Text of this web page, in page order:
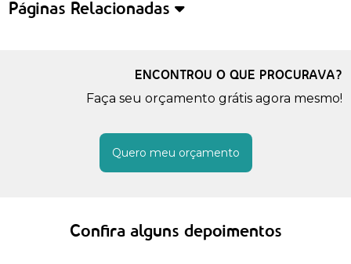
Páginas Relacionadas
ENCONTROU O QUE PROCURAVA?
Faça seu orçamento grátis agora mesmo!
Quero meu orçamento
Confira alguns depoimentos